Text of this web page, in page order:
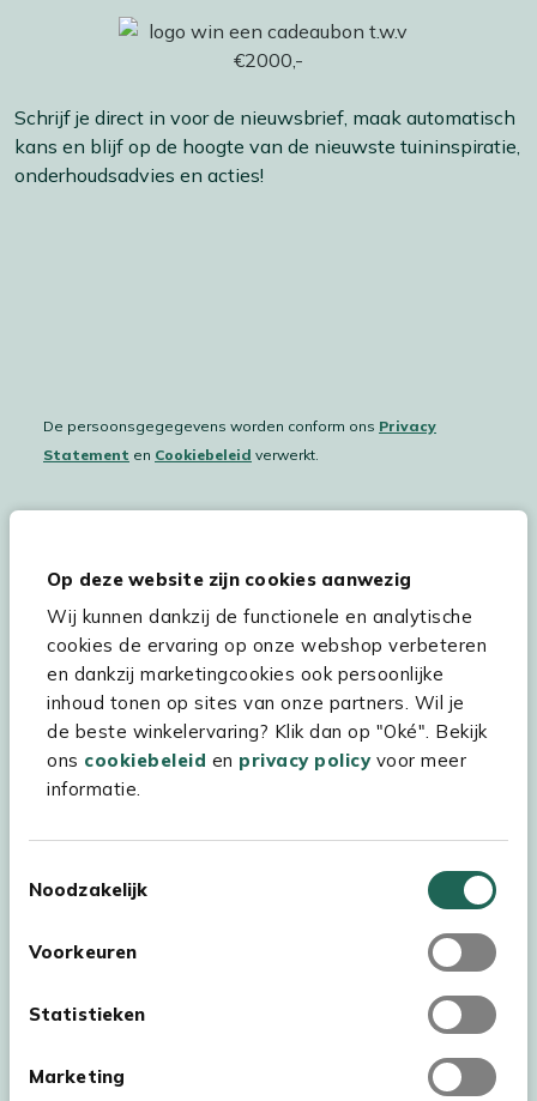
Op deze website zijn cookies aanwezig
Wij kunnen dankzij de functionele en analytische
cookies de ervaring op onze webshop verbeteren
en dankzij marketingcookies ook persoonlijke
inhoud tonen op sites van onze partners. Wil je
de beste winkelervaring? Klik dan op "Oké". Bekijk
ons cookiebeleid en privacy policyvoor meer
informatie.
Noodzakelijk
Voorkeuren
Statistieken
Marketing
Schrijf je direct in voor de nieuwsbrief, maak automatisch
kans en blijf op de hoogte van de nieuwste tuininspiratie,
onderhoudsadvies en acties!
De persoonsgegegevens worden conform ons Privacy
Statement en Cookiebeleid verwerkt.
Hulp & service
Assortiment
Kees Smit Tuinmeubelen
Experience Stores XXL